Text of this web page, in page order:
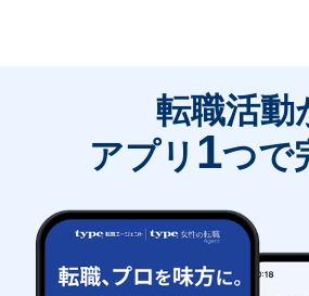
転職活動
アプリ 1つで